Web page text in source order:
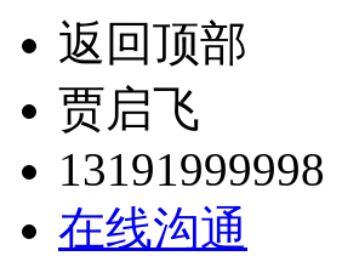
返回顶部
贾启飞
13191999998
在线沟通